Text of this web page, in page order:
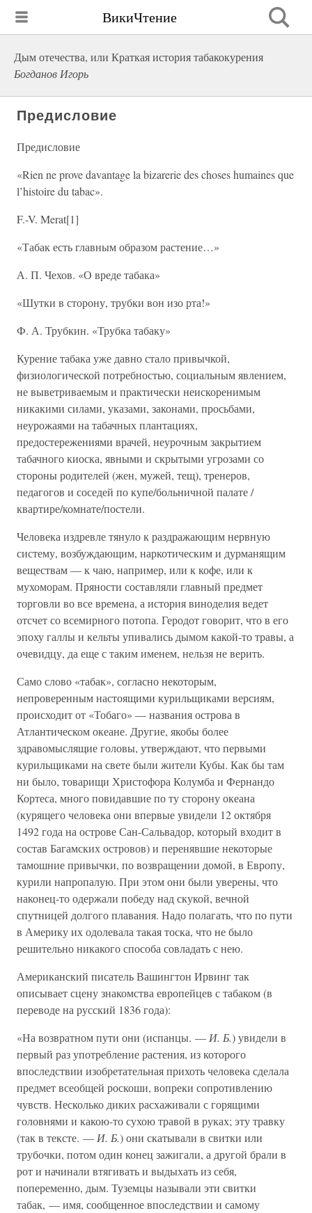
ВикиЧтение
Дым отечества, или Краткая история табакокурения
Богданов Игорь
Предисловие
Предисловие
«Rien ne prove davantage la bizarerie des choses humaines que
l’histoire du tabac».
F.-V. Merat[1]
«Табак есть главным образом растение…»
А. П. Чехов. «О вреде табака»
«Шутки в сторону, трубки вон изо рта!»
Ф. А. Трубкин. «Трубка табаку»
Курение табака уже давно стало привычкой,
физиологической потребностью, социальным явлением,
не выветриваемым и практически неискоренимым
никакими силами, указами, законами, просьбами,
неурожаями на табачных плантациях,
предостережениями врачей, неурочным закрытием
табачного киоска, явными и скрытыми угрозами со
стороны родителей (жен, мужей, тещ), тренеров,
педагогов и соседей по купе/больничной палате /
квартире/комнате/постели.
Человека издревле тянуло к раздражающим нервную
систему, возбуждающим, наркотическим и дурманящим
веществам — к чаю, например, или к кофе, или к
мухоморам. Пряности составляли главный предмет
торговли во все времена, а история виноделия ведет
отсчет со всемирного потопа. Геродот говорит, что в его
эпоху галлы и кельты упивались дымом какой-то травы, а
очевидцу, да еще с таким именем, нельзя не верить.
Само слово «табак», согласно некоторым,
непроверенным настоящими курильщиками версиям,
происходит от «Тобаго» — названия острова в
Атлантическом океане. Другие, якобы более
здравомыслящие головы, утверждают, что первыми
курильщиками на свете были жители Кубы. Как бы там
ни было, товарищи Христофора Колумба и Фернандо
Кортеса, много повидавшие по ту сторону океана
(курящего человека они впервые увидели 12 октября
1492 года на острове Сан-Сальвадор, который входит в
состав Багамских островов) и перенявшие некоторые
тамошние привычки, по возвращении домой, в Европу,
курили напропалую. При этом они были уверены, что
наконец-то одержали победу над скукой, вечной
спутницей долгого плавания. Надо полагать, что по пути
в Америку их одолевала такая тоска, что не было
решительно никакого способа совладать с нею.
Американский писатель Вашингтон Ирвинг так
описывает сцену знакомства европейцев с табаком (в
переводе на русский 1836 года):
«На возвратном пути они (испанцы. — И. Б.) увидели в
первый раз употребление растения, из которого
впоследствии изобретательная прихоть человека сделала
предмет всеобщей роскоши, вопреки сопротивлению
чувств. Несколько диких расхаживали с горящими
головнями и какою-то сухою травой в руках; эту травку
(так в тексте. — И. Б.) они скатывали в свитки или
трубочки, потом один конец зажигали, а другой брали в
рот и начинали втягивать и выдыхать из себя,
попеременно, дым. Туземцы называли эти свитки
табак, — имя, сообщенное впоследствии и самому